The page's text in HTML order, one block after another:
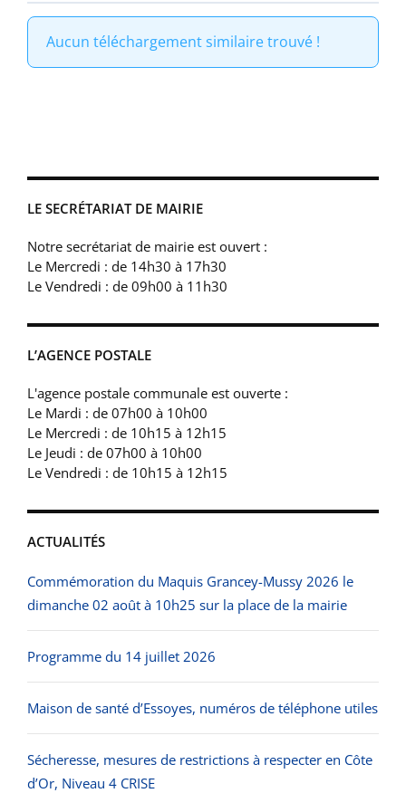
LE SECRÉTARIAT DE MAIRIE
Notre secrétariat de mairie est ouvert :
Le Mercredi : de 14h30 à 17h30
Le Vendredi : de 09h00 à 11h30
L’AGENCE POSTALE
L'agence postale communale est ouverte :
Le Mardi : de 07h00 à 10h00
Le Mercredi : de 10h15 à 12h15
Le Jeudi : de 07h00 à 10h00
Le Vendredi : de 10h15 à 12h15
ACTUALITÉS
Commémoration du Maquis Grancey-Mussy 2026 le
dimanche 02 août à 10h25 sur la place de la mairie
Programme du 14 juillet 2026
Maison de santé d’Essoyes, numéros de téléphone utiles
Sécheresse, mesures de restrictions à respecter en Côte
d’Or, Niveau 4 CRISE
Aucun téléchargement similaire trouvé !